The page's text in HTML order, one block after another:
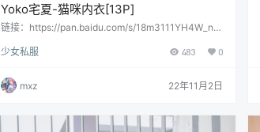
Yoko宅夏-猫咪内衣[13P]
链接：https://pan.baidu.com/s/18m3111YH4W_nh
网盘手机App，操作更方便哦 会员用户直接提取：
少女私服 483 0
mxz 22年11月2日